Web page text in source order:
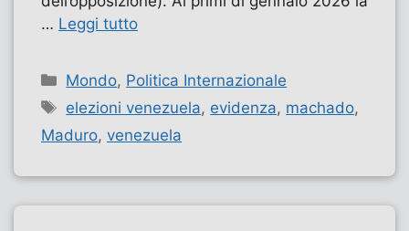
… Leggi tutto
Categorie
Mondo, Politica Internazionale
Tag
elezioni venezuela, evidenza, machado,
Maduro, venezuela